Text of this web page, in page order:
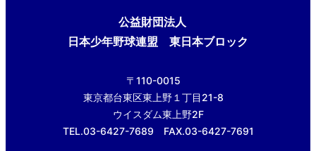
公益財団法人
日本少年野球連盟 東日本ブロック
〒110-0015
東京都台東区東上野１丁目21-8
ウイスダム東上野2F
TEL.03-6427-7689 FAX.03-6427-7691